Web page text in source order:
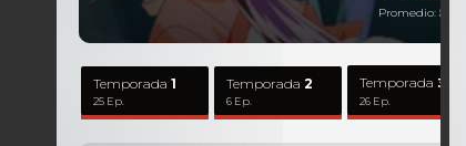
Promedio: 5,00
Temporada1
25 Ep.
Temporada2
6 Ep.
Temporada3
26 Ep.